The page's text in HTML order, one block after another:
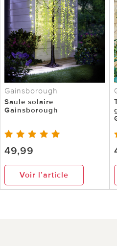
Gainsborough
Saule solaire
Gainsborough
49,99
Voir l’article